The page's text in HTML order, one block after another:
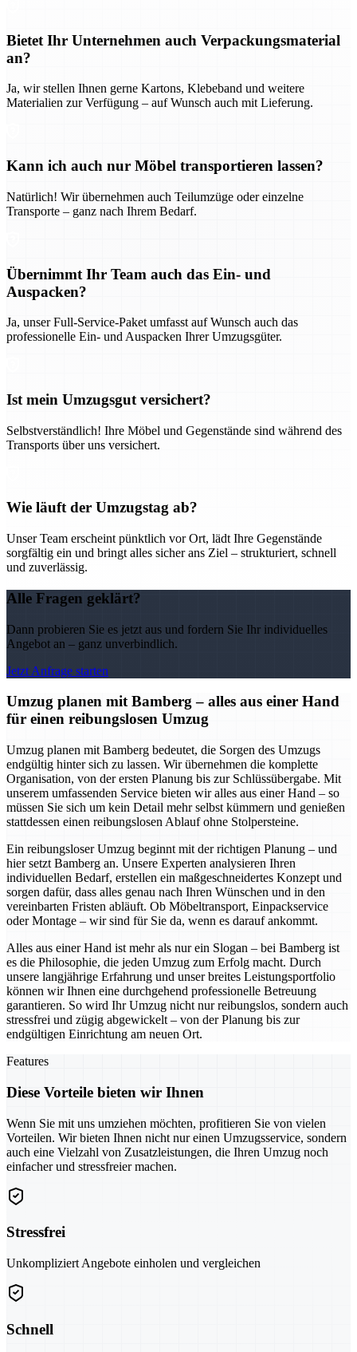
Bietet Ihr Unternehmen auch Verpackungsmaterial
an?
Ja, wir stellen Ihnen gerne Kartons, Klebeband und weitere
Materialien zur Verfügung – auf Wunsch auch mit Lieferung.
Kann ich auch nur Möbel transportieren lassen?
Natürlich! Wir übernehmen auch Teilumzüge oder einzelne
Transporte – ganz nach Ihrem Bedarf.
Übernimmt Ihr Team auch das Ein- und
Auspacken?
Ja, unser Full-Service-Paket umfasst auf Wunsch auch das
professionelle Ein- und Auspacken Ihrer Umzugsgüter.
Ist mein Umzugsgut versichert?
Selbstverständlich! Ihre Möbel und Gegenstände sind während des
Transports über uns versichert.
Wie läuft der Umzugstag ab?
Unser Team erscheint pünktlich vor Ort, lädt Ihre Gegenstände
sorgfältig ein und bringt alles sicher ans Ziel – strukturiert, schnell
und zuverlässig.
Alle Fragen geklärt?
Dann probieren Sie es jetzt aus und fordern Sie Ihr individuelles
Angebot an – ganz unverbindlich.
Jetzt Anfrage starten
Umzug planen mit Bamberg – alles aus einer Hand
für einen reibungslosen Umzug
Umzug planen mit Bamberg bedeutet, die Sorgen des Umzugs
endgültig hinter sich zu lassen. Wir übernehmen die komplette
Organisation, von der ersten Planung bis zur Schlüssübergabe. Mit
unserem umfassenden Service bieten wir alles aus einer Hand – so
müssen Sie sich um kein Detail mehr selbst kümmern und genießen
stattdessen einen reibungslosen Ablauf ohne Stolpersteine.
Ein reibungsloser Umzug beginnt mit der richtigen Planung – und
hier setzt Bamberg an. Unsere Experten analysieren Ihren
individuellen Bedarf, erstellen ein maßgeschneidertes Konzept und
sorgen dafür, dass alles genau nach Ihren Wünschen und in den
vereinbarten Fristen abläuft. Ob Möbeltransport, Einpackservice
oder Montage – wir sind für Sie da, wenn es darauf ankommt.
Alles aus einer Hand ist mehr als nur ein Slogan – bei Bamberg ist
es die Philosophie, die jeden Umzug zum Erfolg macht. Durch
unsere langjährige Erfahrung und unser breites Leistungsportfolio
können wir Ihnen eine durchgehend professionelle Betreuung
garantieren. So wird Ihr Umzug nicht nur reibungslos, sondern auch
stressfrei und zügig abgewickelt – von der Planung bis zur
endgültigen Einrichtung am neuen Ort.
Features
Diese Vorteile bieten wir Ihnen
Wenn Sie mit uns umziehen möchten, profitieren Sie von vielen
Vorteilen. Wir bieten Ihnen nicht nur einen Umzugsservice, sondern
auch eine Vielzahl von Zusatzleistungen, die Ihren Umzug noch
einfacher und stressfreier machen.
Stressfrei
Unkompliziert Angebote einholen und vergleichen
Schnell